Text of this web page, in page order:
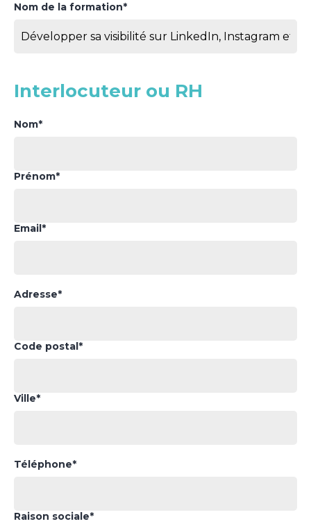
Nom de la formation*
Interlocuteur ou RH
Nom*
Prénom*
Email*
Adresse*
Code postal*
Ville*
Téléphone*
Raison sociale*